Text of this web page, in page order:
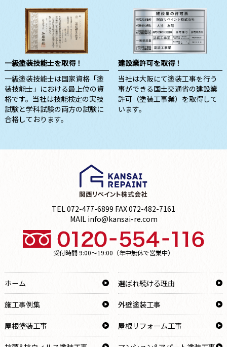
一級塗装技能士を取得！
一級塗装技能士は国家資格「塗
装技能士」における最上位の資
格です。当社は技能検定の実技
試験と学科試験の両方の試験に
合格しております。
建設業許可を取得！
当社は大阪にて塗装工事を行う
事ができる国土交通省の建設業
許可（塗装工事業）を取得して
います。
TEL 072-477-6899 FAX 072-482-7161
MAIL info@kansai-re.com
受付時間 9:00～19:00（年中無休で営業中）
ホーム
選ばれ続ける理由
施工事例集
外壁塗装工事
屋根塗装工事
屋根リフォーム工事